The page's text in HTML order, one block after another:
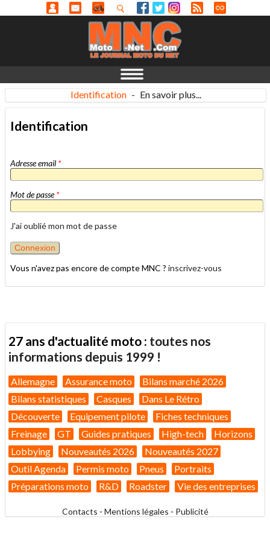
Identification - En savoir plus...
Identification
Adresse email *
Mot de passe*
J'ai oublié mon mot de passe
Vous n'avez pas encore de compte MNC ? inscrivez-vous
27 ans d'actualité moto : toutes nos
informations depuis 1999 !
Allemagne Assurance moto
Bilans marché 2026
Bilans statistiques
Casques
Dans Le Rétro
Découverte
Equipement pilote
Fiches techniques
Freinage
GT Guides pratiques High-tech
Horizons
Lobbying
Nouveautés 2026
Nouveautés 2027
Outil Agenda
Permis moto Pneus
Portraits
Préparations moto
R&D Roadster Vie des entreprises
Contacts - Mentions légales - Publicité